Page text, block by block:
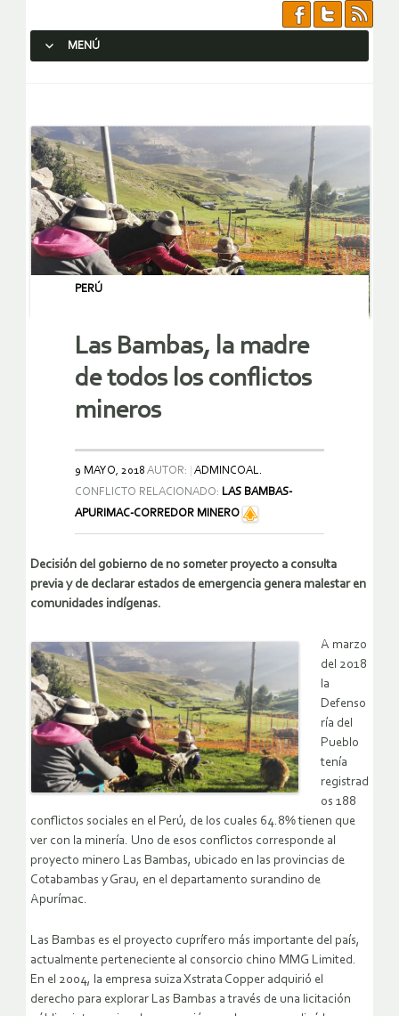
MENÚ
PERÚ
Las Bambas, la madre
de todos los conflictos
mineros
9 MAYO, 2018 AUTOR:
ADMINCOAL.
CONFLICTO RELACIONADO: LAS BAMBAS-
APURIMAC-CORREDOR MINERO
Decisión del gobierno de no someter proyecto a consulta
previa y de declarar estados de emergencia genera malestar en
comunidades indígenas.
A marzo
del 2018
la
Defenso
ría del
Pueblo
tenía
registrad
os 188
conflictos sociales en el Perú, de los cuales 64.8% tienen que
ver con la minería. Uno de esos conflictos corresponde al
proyecto minero Las Bambas, ubicado en las provincias de
Cotabambas y Grau, en el departamento surandino de
Apurímac.
Las Bambas es el proyecto cuprífero más importante del país,
actualmente perteneciente al consorcio chino MMG Limited.
En el 2004, la empresa suiza Xstrata Copper adquirió el
derecho para explorar Las Bambas a través de una licitación